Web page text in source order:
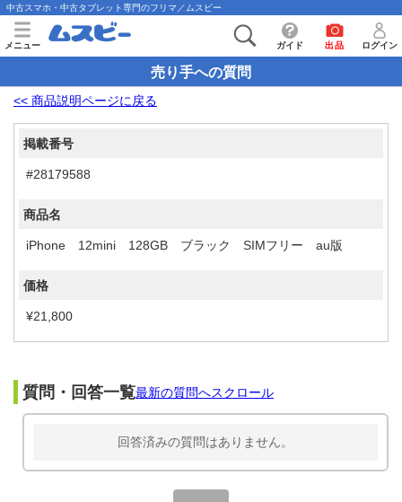
中古スマホ・中古タブレット専門のフリマ／ムスビー
メニュー ガイド 出品 ログイン
売り手への質問
<< 商品説明ページに戻る
掲載番号
#28179588
商品名
iPhone 12mini 128GB ブラック SIMフリー au版
価格
¥21,800
質問・回答一覧最新の質問へスクロール
回答済みの質問はありません。